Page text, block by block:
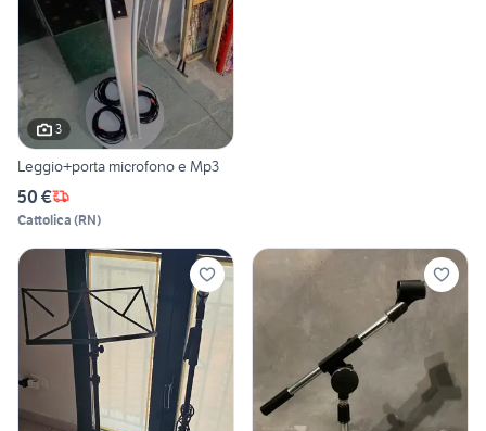
3
Leggio+porta microfono e Mp3
50 €
Cattolica (RN)